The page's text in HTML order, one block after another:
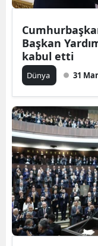
Başkan
kabul etti
Dünya 31